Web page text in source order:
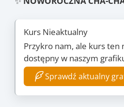
Kurs Nieaktualny
Przykro nam, ale kurs ten
dostępny w naszym
Sprawdź aktualny